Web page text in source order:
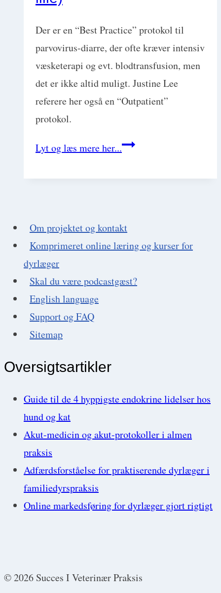
Der er en “Best Practice” protokol til
parvovirus-diarre, der ofte kræver intensiv
væsketerapi og evt. blodtransfusion, men
det er ikke altid muligt. Justine Lee
referere her også en “Outpatient”
protokol.
Lyt og læs mere her...Parvovirus
hunde:
(en
stor
en
Om projektet og kontakt
Komprimeret online læring og kurser for
dyrlæger
Skal du være podcastgæst?
English language
Support og FAQ
Sitemap
Oversigtsartikler
Guide til de 4 hyppigste endokrine lidelser hos
hund og kat
Akut-medicin og akut-protokoller i almen
praksis
Adfærdsforståelse for praktiserende dyrlæger i
familiedyrspraksis
Online markedsføring for dyrlæger gjort rigtigt
© 2026 Succes I Veterinær Praksis